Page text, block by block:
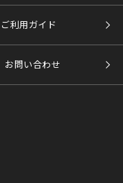
ご利用ガイド
お問い合わせ